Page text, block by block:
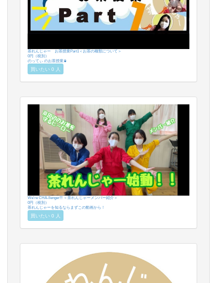
茶れんじゃー お茶授業Part1＜お茶の種類について＞
0円（税別）
のってぃ のお茶授業🍵
買いたい 0 人
We're CHA-llenger!!! ＜茶れんじゃーメンバー紹介＞
0円（税別）
茶れんじゃーを知るならまずこの動画から！
買いたい 0 人